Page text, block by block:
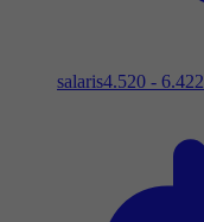
salaris4.520 - 6.422